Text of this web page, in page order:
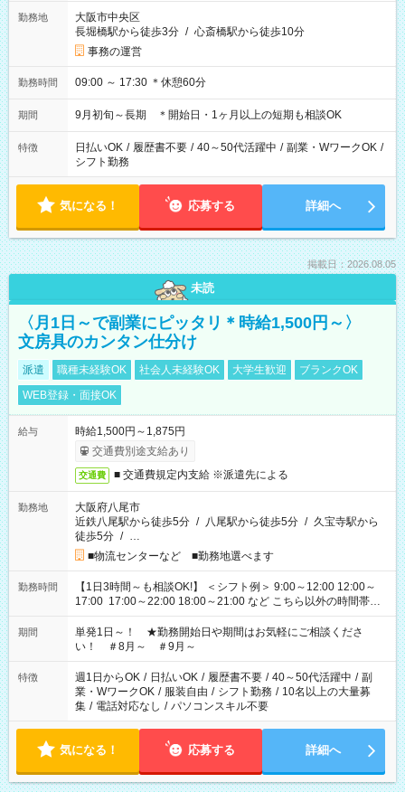
勤務地
大阪市中央区
長堀橋駅から徒歩3分 / 心斎橋駅から徒歩10分
事務の運営
勤務時間 09:00 ～ 17:30 ＊休憩60分
期間 9月初旬～長期 ＊開始日・1ヶ月以上の短期も相談OK
特徴 日払いOK / 履歴書不要 / 40～50代活躍中 / 副業・WワークOK /
シフト勤務
気になる！ 応募する 詳細へ
掲載日：2026.08.05
未読
〈月1日～で副業にピッタリ＊時給1,500円～〉
文房具のカンタン仕分け
派遣 職種未経験OK 社会人未経験OK 大学生歓迎
ブランクOK
WEB登録・面接OK
給与
時給1,500円～1,875円
交通費別途支給あり
交通費 ■ 交通費規定内支給 ※派遣先による
勤務地
大阪府八尾市
近鉄八尾駅から徒歩5分 / 八尾駅から徒歩5分 / 久宝寺駅から
徒歩5分 / …
■物流センターなど ■勤務地選べます
勤務時間
【1日3時間～も相談OK!】 ＜シフト例＞ 9:00～12:00 12:00～
17:00 17:00～22:00 18:00～21:00 など こちら以外の時間帯も
お気軽にご相談ください！
期間
単発1日～！ ★勤務開始日や期間はお気軽にご相談くださ
い！ ＃8月～ ＃9月～
特徴 週1日からOK / 日払いOK / 履歴書不要 / 40～50代活躍中 / 副
業・WワークOK / 服装自由 / シフト勤務 / 10名以上の大量募
集 / 電話対応なし / パソコンスキル不要
気になる！ 応募する 詳細へ